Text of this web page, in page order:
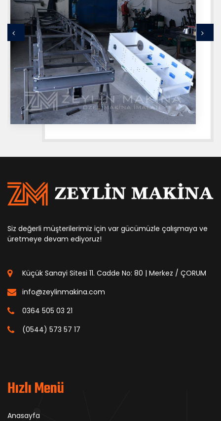
Siz değerli müşterilerimiz için var gücümüzle çalışmaya ve
üretmeye devam ediyoruz!
Küçük Sanayi Sitesi 11. Cadde No: 80 | Merkez / ÇORUM
info@zeylinmakina.com
0364 505 03 21
(0544) 573 57 17
Hızlı Menü
Anasayfa